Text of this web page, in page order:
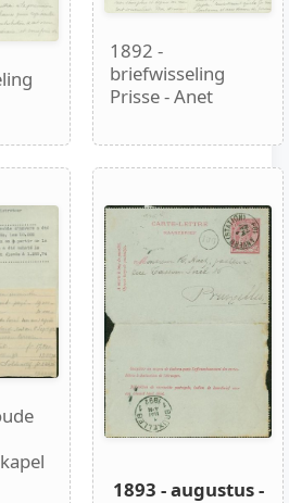
1892 -
briefwisseling
Prisse - Anet
1893 - augustus -